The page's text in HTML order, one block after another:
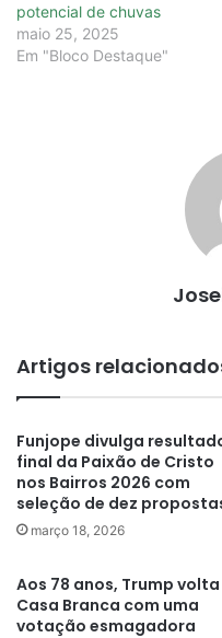
potencial de chuvas
maio 25, 2025
Em "Bloco Destaque"
Artigos
Funjope divulga
final da Paixão de Cristo
nos Bairros 2026 com
seleção de dez
março 18, 2026
Aos 78 anos, Trump volta
Casa Branca com uma
votação esmagadora